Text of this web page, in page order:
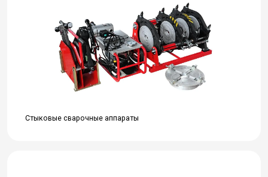
Стыковые сварочные аппараты